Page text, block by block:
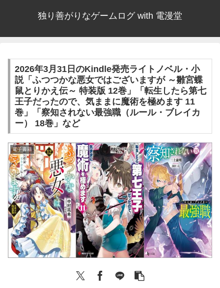
独り善がりなゲームログ with 電漫堂
2026年3月31日のKindle発売ライトノベル・小
説「ふつつかな悪女ではございますが ～雛宮蝶
鼠とりかえ伝～ 特装版 12巻」「転生したら第七
王子だったので、気ままに魔術を極めます 11
巻」「察知されない最強職（ルール・ブレイカ
ー） 18巻」など
電子書籍